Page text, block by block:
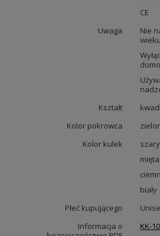
CE
Uwaga
Nie
Kształt
Kolor pokrowca
Kolor kulek
szary
mięta
biały
Płeć kupującego
Informacja o
KK-